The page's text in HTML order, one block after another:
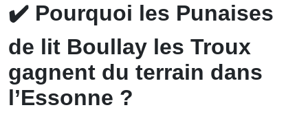
✔️ Pourquoi les Punaises
de lit Boullay les Troux
gagnent du terrain dans
l’Essonne ?